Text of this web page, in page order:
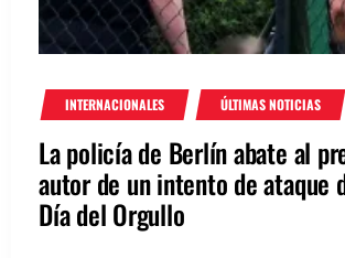
INTERNACIONALES ÚLTIMAS NOTICIAS
La policía de Berlín abate al
autor de un intento de ataque
Día del Orgullo